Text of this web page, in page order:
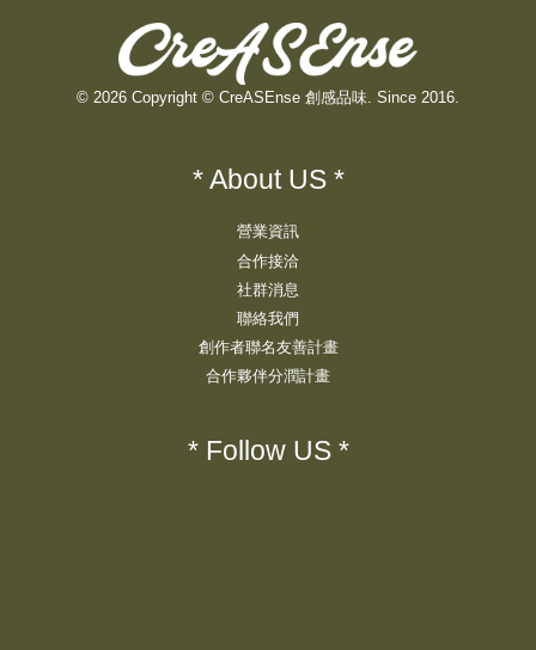
© 2026 Copyright © CreASEnse 創感品味. Since 2016.
* About US *
營業資訊
合作接洽
社群消息
聯絡我們
創作者聯名友善計畫
合作夥伴分潤計畫
* Follow US *